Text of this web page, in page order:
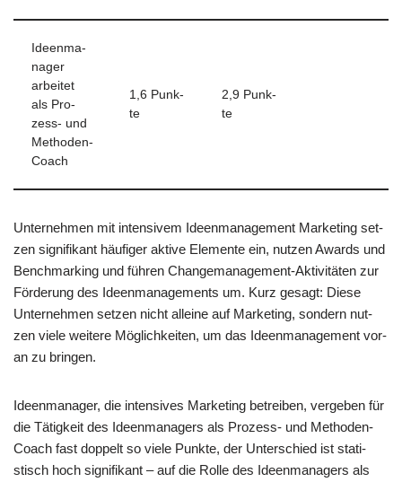
Ideen­ma­
na­ger
arbei­tet
als Pro­
zess- und
Methoden-
Coach
1,6 Punk­
te
2,9 Punk­
te
Unter­neh­men mit inten­si­vem Ideen­ma­nage­ment Mar­ke­ting set­
zen signi­fi­kant häu­fi­ger akti­ve Ele­men­te ein, nut­zen Awards und
Bench­mar­king und füh­ren Chan­ge­ma­nage­ment-Akti­vi­tä­ten zur
För­de­rung des Ideen­ma­nage­ments um. Kurz gesagt: Die­se
Unter­neh­men set­zen nicht allei­ne auf Mar­ke­ting, son­dern nut­
zen vie­le wei­te­re Mög­lich­kei­ten, um das Ideen­ma­nage­ment vor­
an zu bringen.
Ideen­ma­na­ger, die inten­si­ves Mar­ke­ting betrei­ben, ver­ge­ben für
die Tätig­keit des Ideen­ma­na­gers als Pro­zess- und Metho­den-
Coach fast dop­pelt so vie­le Punk­te, der Unter­schied ist sta­ti­
stisch hoch signi­fi­kant – auf die Rol­le des Ideen­ma­na­gers als